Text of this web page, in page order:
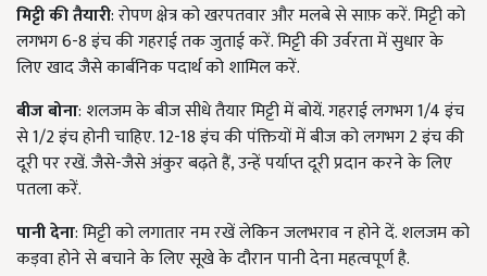
मिट्टी की तैयारी: रोपण क्षेत्र को खरपतवार और मलबे से साफ़ करें. मिट्टी को
लगभग 6-8 इंच की गहराई तक जुताई करें. मिट्टी की उर्वरता में सुधार के
लिए खाद जैसे कार्बनिक पदार्थ को शामिल करें.
बीज बोना: शलजम के बीज सीधे तैयार मिट्टी में बोयें. गहराई लगभग 1/4 इंच
से 1/2 इंच होनी चाहिए. 12-18 इंच की पंक्तियों में बीज को लगभग 2 इंच की
दूरी पर रखें. जैसे-जैसे अंकुर बढ़ते हैं, उन्हें पर्याप्त दूरी प्रदान करने के लिए
पतला करें.
पानी देना: मिट्टी को लगातार नम रखें लेकिन जलभराव न होने दें. शलजम को
कड़वा होने से बचाने के लिए सूखे के दौरान पानी देना महत्वपूर्ण है.